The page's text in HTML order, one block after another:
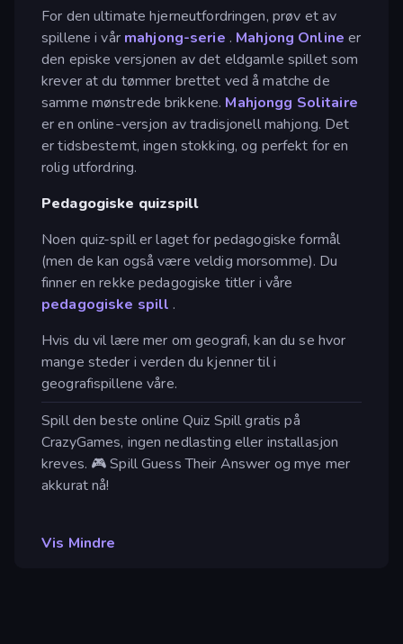
For den ultimate hjerneutfordringen, prøv et av
spillene i vår mahjong-serie . Mahjong Online er
den episke versjonen av det eldgamle spillet som
krever at du tømmer brettet ved å matche de
samme mønstrede brikkene. Mahjongg Solitaire
er en online-versjon av tradisjonell mahjong. Det
er tidsbestemt, ingen stokking, og perfekt for en
rolig utfordring.
Pedagogiske quizspill
Noen quiz-spill er laget for pedagogiske formål
(men de kan også være veldig morsomme). Du
finner en rekke pedagogiske titler i våre
pedagogiske spill .
Hvis du vil lære mer om geografi, kan du se hvor
mange steder i verden du kjenner til i
geografispillene våre.
Spill den beste online Quiz Spill gratis på
CrazyGames, ingen nedlasting eller installasjon
kreves. 🎮 Spill Guess Their Answer og mye mer
akkurat nå!
Vis Mindre